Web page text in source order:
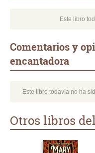
Este libro
Comentarios y
encantadora
Este libro todavía no ha
Otros libros